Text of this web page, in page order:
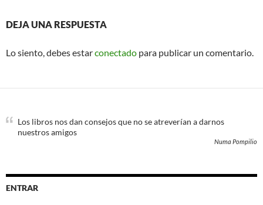
DEJA UNA RESPUESTA
Lo siento, debes estarconectado para publicar un comentario.
Los libros nos dan consejos que no se atreverían a darnos
nuestros amigos
Numa Pompilio
ENTRAR